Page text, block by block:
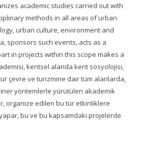
academic studies carried out with
methods in all areas of urban
urban culture, environment and
sponsors such events, acts as a
in projects within this scope makes a
kentsel alanda kent sosyolojisi,
çevre ve turizmine dair tüm alanlarda,
yöntemlerle yürütülen akademik
organize edilen bu tür etkinliklere
bu ve bu kapsamdaki projelerde